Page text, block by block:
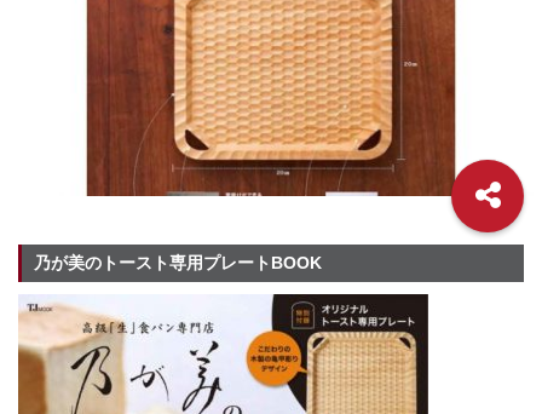
乃が美のトースト専用プレートBOOK